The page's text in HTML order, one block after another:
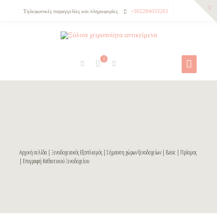
Τηλεφωνικές παραγγελίες και πληροφορίες +302284033261
0
Αρχική σελίδα | Ξενοδοχειακός Εξοπλισμός | Σήμανση χώρων ξενοδοχείων | Basic | Πρίαμος
| Επιγραφή Καθιστικού Ξενοδοχείου